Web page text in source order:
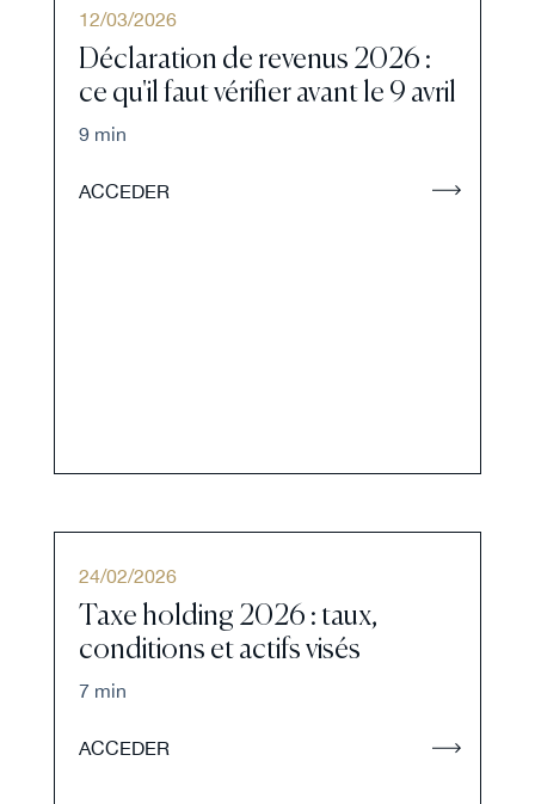
12/03/2026
Déclaration de revenus 2026 :
ce qu'il faut vérifier avant le 9 avril
9 min
ACCEDER
24/02/2026
Taxe holding 2026 : taux,
conditions et actifs visés
7 min
ACCEDER